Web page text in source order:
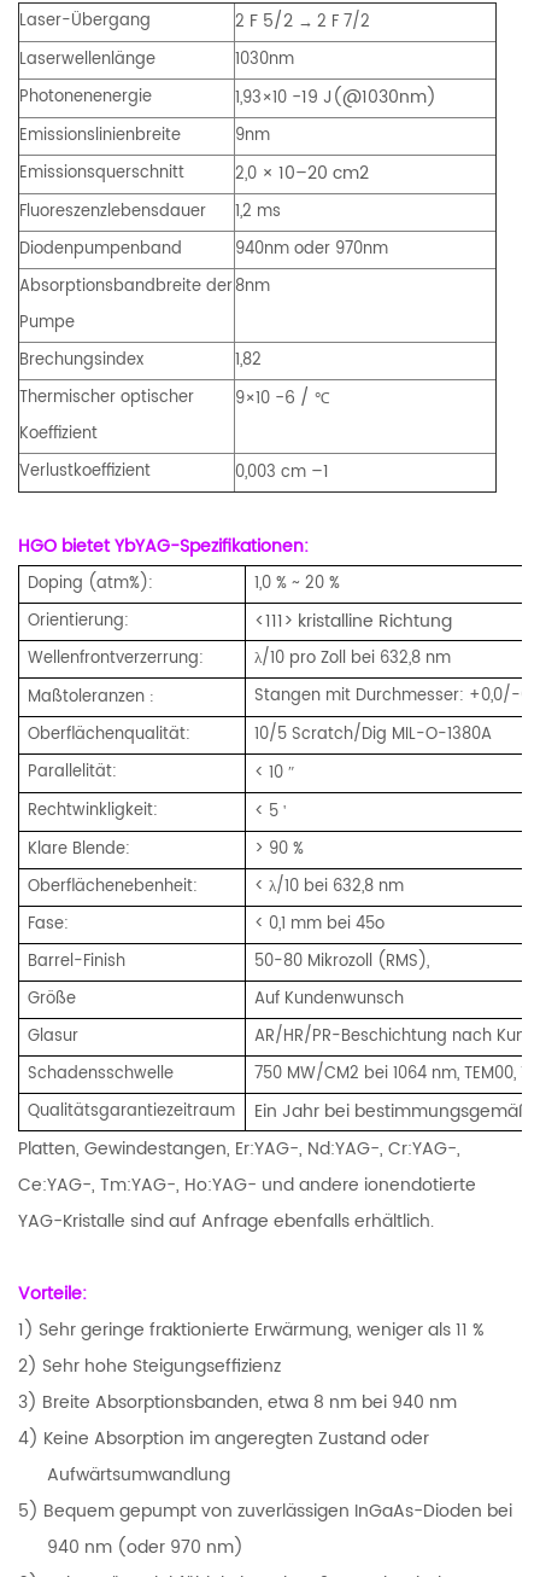
Laser-Übergang 2 F 5/2 → 2 F 7/2
Laserwellenlänge
1030nm
Photonenenergie
1,93×10 -19 J(@1030nm)
Emissionslinienbreite
9nm
Emissionsquerschnitt
2,0 × 10–20 cm2
Fluoreszenzlebensdauer
1,2 ms
Diodenpumpenband
940nm oder 970nm
Absorptionsbandbreite der
Pumpe
8nm
Brechungsindex
1,82
Thermischer optischer
Koeffizient
9×10 -6 / ℃
Verlustkoeffizient 0,003 cm –1
HGO bietet YbYAG-Spezifikationen:
Doping (atm%):
1,0 % ~ 20 %
Orientierung:
<111> kristalline Richtung
Wellenfrontverzerrung:
λ/10 pro Zoll bei 632,8 nm
Maßtoleranzen :
Stangen mit Durchmesser: +0,0/-
Oberflächenqualität:
10/5 Scratch/Dig MIL-O-1380A
Parallelität:
< 10″
Rechtwinkligkeit: < 5'
Klare Blende:
> 90 %
Oberflächenebenheit:
< λ/10 bei 632,8 nm
Fase:
< 0,1 mm bei 45o
Barrel-Finish
50-80 Mikrozoll (RMS),
Größe
Auf Kundenwunsch
Glasur
AR/HR/PR-Beschichtung nach
Schadensschwelle
750 MW/CM2 bei 1064 nm, TEM00, 10
Qualitätsgarantiezeitraum
Ein Jahr bei
Platten, Gewindestangen, Er:YAG-, Nd:YAG-, Cr:YAG-,
Ce:YAG-, Tm:YAG-, Ho:YAG- und andere ionendotierte
YAG-Kristalle sind auf Anfrage ebenfalls erhältlich.
Vorteile:
1) Sehr geringe fraktionierte Erwärmung, weniger als 11 %
2) Sehr hohe Steigungseffizienz
3) Breite Absorptionsbanden, etwa 8 nm bei 940 nm
4) Keine Absorption im angeregten Zustand oder
Aufwärtsumwandlung
5) Bequem gepumpt von zuverlässigen InGaAs-Dioden bei
940 nm (oder 970 nm)